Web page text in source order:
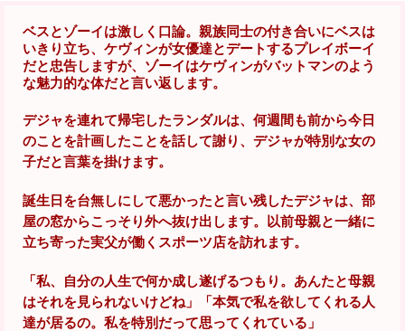
ベスとゾーイは激しく口論。親族同士の付き合いにベスは
いきり立ち、ケヴィンが女優達とデートするプレイボーイ
だと忠告しますが、ゾーイはケヴィンがバットマンのよう
な魅力的な体だと言い返します。
デジャを連れて帰宅したランダルは、何週間も前から今日
のことを計画したことを話して謝り、デジャが特別な女の
子だと言葉を掛けます。
誕生日を台無しにして悪かったと言い残したデジャは、部
屋の窓からこっそり外へ抜け出します。以前母親と一緒に
立ち寄った実父が働くスポーツ店を訪れます。
「私、自分の人生で何か成し遂げるつもり。あんたと母親
はそれを見られないけどね」「本気で私を欲してくれる人
達が居るの。私を特別だって思ってくれている」